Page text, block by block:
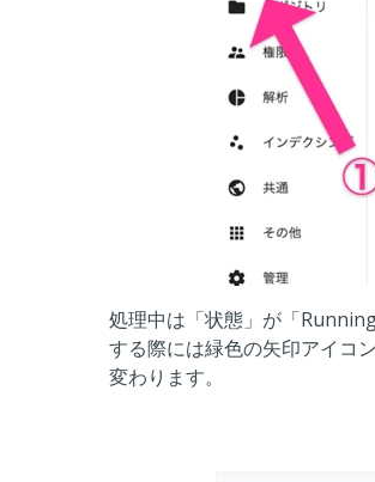
処理中は「状態」が「
する際には緑色の矢印アイコ
変わります。